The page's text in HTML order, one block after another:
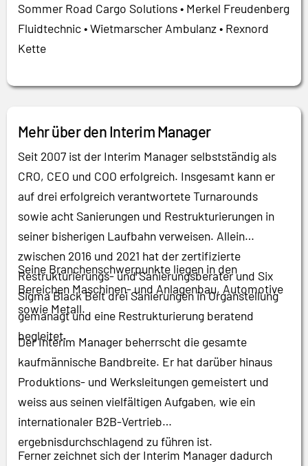
Sommer Road Cargo Solutions • Merkel Freudenberg
Fluidtechnic • Wietmarscher Ambulanz • Rexnord
Kette
Mehr über den Interim Manager
Seit 2007 ist der Interim Manager selbstständig als
CRO, CEO und COO erfolgreich. Insgesamt kann er
auf drei erfolgreich verantwortete Turnarounds
sowie acht Sanierungen und Restrukturierungen in
seiner bisherigen Laufbahn verweisen. Allein
zwischen 2016 und 2021 hat der zertifizierte
Restrukturierungs- und Sanierungsberater und Six
Sigma Black Belt drei Sanierungen in Organstellung
gemanagt und eine Restrukturierung beratend
begleitet.
Seine Branchenschwerpunkte liegen in den
Bereichen Maschinen- und Anlagenbau, Automotive
sowie Metall.
Der Interim Manager beherrscht die gesamte
kaufmännische Bandbreite. Er hat darüber hinaus
Produktions- und Werksleitungen gemeistert und
weiss aus seinen vielfältigen Aufgaben, wie ein
internationaler B2B-Vertrieb
ergebnisdurchschlagend zu führen ist.
Ferner zeichnet sich der Interim Manager dadurch